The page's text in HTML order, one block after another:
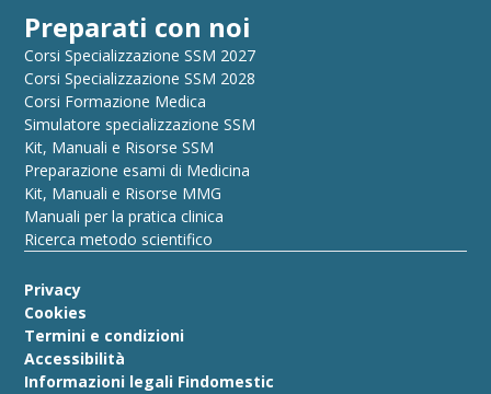
Preparati con noi
Corsi Specializzazione SSM 2027
Corsi Specializzazione SSM 2028
Corsi Formazione Medica
Simulatore specializzazione SSM
Kit, Manuali e Risorse SSM
Preparazione esami di Medicina
Kit, Manuali e Risorse MMG
Manuali per la pratica clinica
Ricerca metodo scientifico
Privacy
Cookies
Termini e condizioni
Accessibilità
Informazioni legali Findomestic